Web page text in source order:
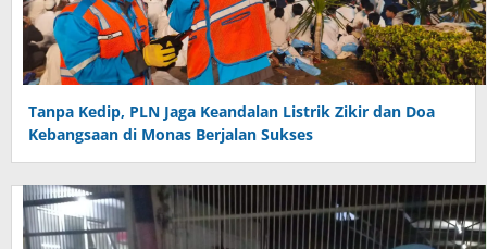
Tanpa Kedip, PLN Jaga Keandalan Listrik Zikir dan Doa
Kebangsaan di Monas Berjalan Sukses